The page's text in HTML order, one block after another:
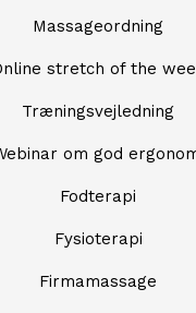
Massageordning
stretch of the
Træningsvejledning
om god
Fodterapi
Fysioterapi
Firmamassage